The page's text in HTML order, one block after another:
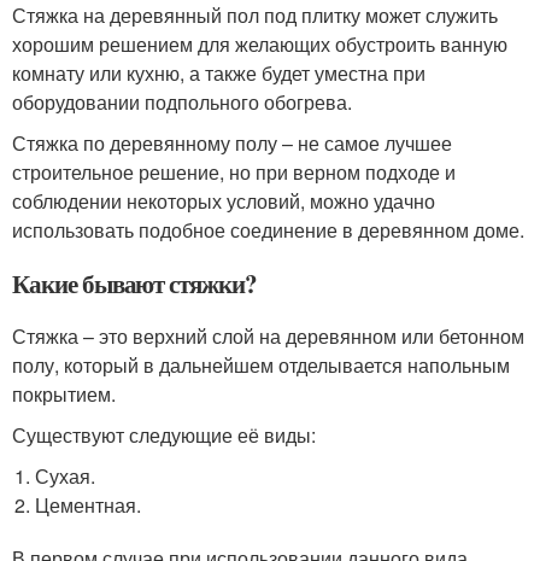
Стяжка на деревянный пол под плитку может служить
хорошим решением для желающих обустроить ванную
комнату или кухню, а также будет уместна при
оборудовании подпольного обогрева.
Стяжка по деревянному полу – не самое лучшее
строительное решение, но при верном подходе и
соблюдении некоторых условий, можно удачно
использовать подобное соединение в деревянном доме.
Какие бывают стяжки?
Стяжка – это верхний слой на деревянном или бетонном
полу, который в дальнейшем отделывается напольным
покрытием.
Существуют следующие её виды:
Сухая.
Цементная.